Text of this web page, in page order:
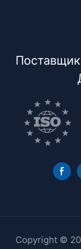
Copyright ©